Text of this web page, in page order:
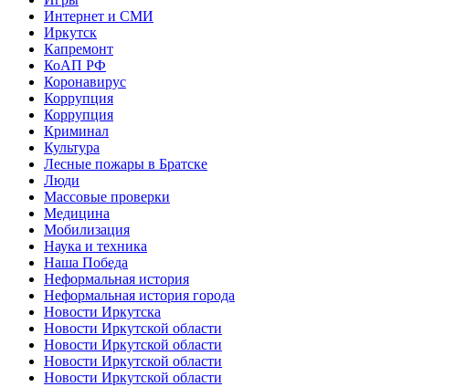
Интернет и СМИ
Иркутск
Капремонт
КоАП РФ
Коронавирус
Коррупция
Коррупция
Криминал
Культура
Лесные пожары в Братске
Люди
Массовые проверки
Медицина
Мобилизация
Наука и техника
Наша Победа
Неформальная история
Неформальная история города
Новости Иркутска
Новости Иркутской области
Новости Иркутской области
Новости Иркутской области
Новости Иркутской области